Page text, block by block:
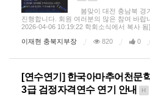
봄맞이 대전 충남북 경
진행합니다. 회원 여러분의 많은 참여 바랍
2026-04-06 10:19:22 학회소식에서 복사 됨]
이재현 충북지부장
820 0
[연수연기] 한국아마추어천문
3급 검정자격연수 연기 안내
H